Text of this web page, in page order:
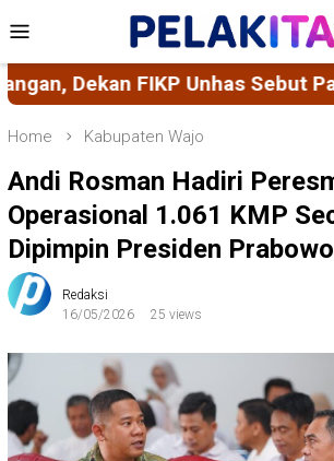
to
contentMenu
Akuatik Harus Menjadi Pilar
Home Kabupaten Wajo
Andi Rosman Hadiri
Operasional 1.061 KMP
Dipimpin Presiden Prabowo
Redaksi
16/05/2026
25 views